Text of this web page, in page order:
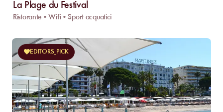
La Plage du Festival
Ristorante • Wifi • Sport acquatici
EDITORS_PICK